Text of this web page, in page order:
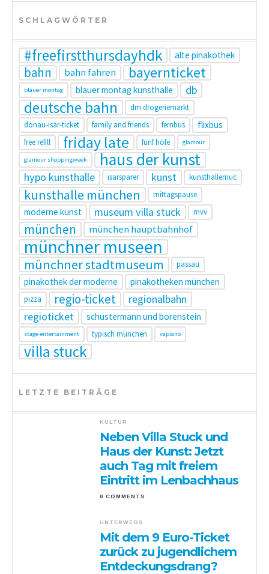
SCHLAGWÖRTER
#freefirstthursdayhdk alte pinakothek
bahn bahn fahren bayernticket
blauer montag blauer montag kunsthalle db
deutsche bahn
dm drogeriemarkt
donau-isar-ticket
family and friends fernbus flixbus
free refill friday late fünf höfe glamour
glamour shoppingweek haus der kunst
hypo kunsthalle isarsparer kunst kunsthallemuc
kunsthalle münchen mittagspause
moderne kunst museum villa stuck mvv
münchen münchen hauptbahnhof
münchner museen
münchner stadtmuseum passau
pinakothek der moderne pinakotheken münchen
pizza regio-ticket
regionalbahn
regioticket
schustermann und borenstein
stage entertainment typisch münchen vapiano
villa stuck
LETZTE BEITRÄGE
KULTUR
Neben Villa Stuck und
Haus der Kunst: Jetzt
auch Tag mit freiem
Eintritt im Lenbachhaus
0 COMMENTS
UNTERWEGS
Mit dem 9 Euro-Ticket
zurück zu jugendlichem
Entdeckungsdrang?